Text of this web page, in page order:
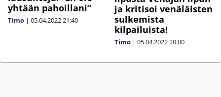
yhtään pahoillani”
Timo | 05.04.202221:40
ja kritisoi venäläisten
sulkemista
kilpailuista!
Timo | 05.04.202220:00